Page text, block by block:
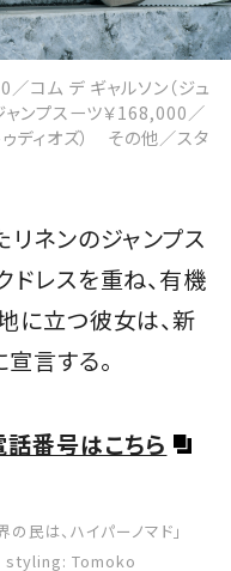
コム デ ギャルソン（ジュ
ャンプスーツ￥168,000／
ディオズ） その他／スタ
リネンのジャンプス
ドレスを重ね、有機
に立つ彼女は、新
言する。
番号はこちら
民は、ハイパーノマド」
Tomoko